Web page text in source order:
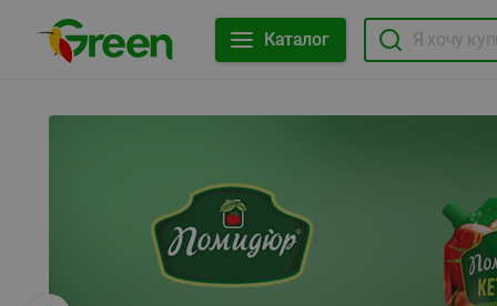
Каталог